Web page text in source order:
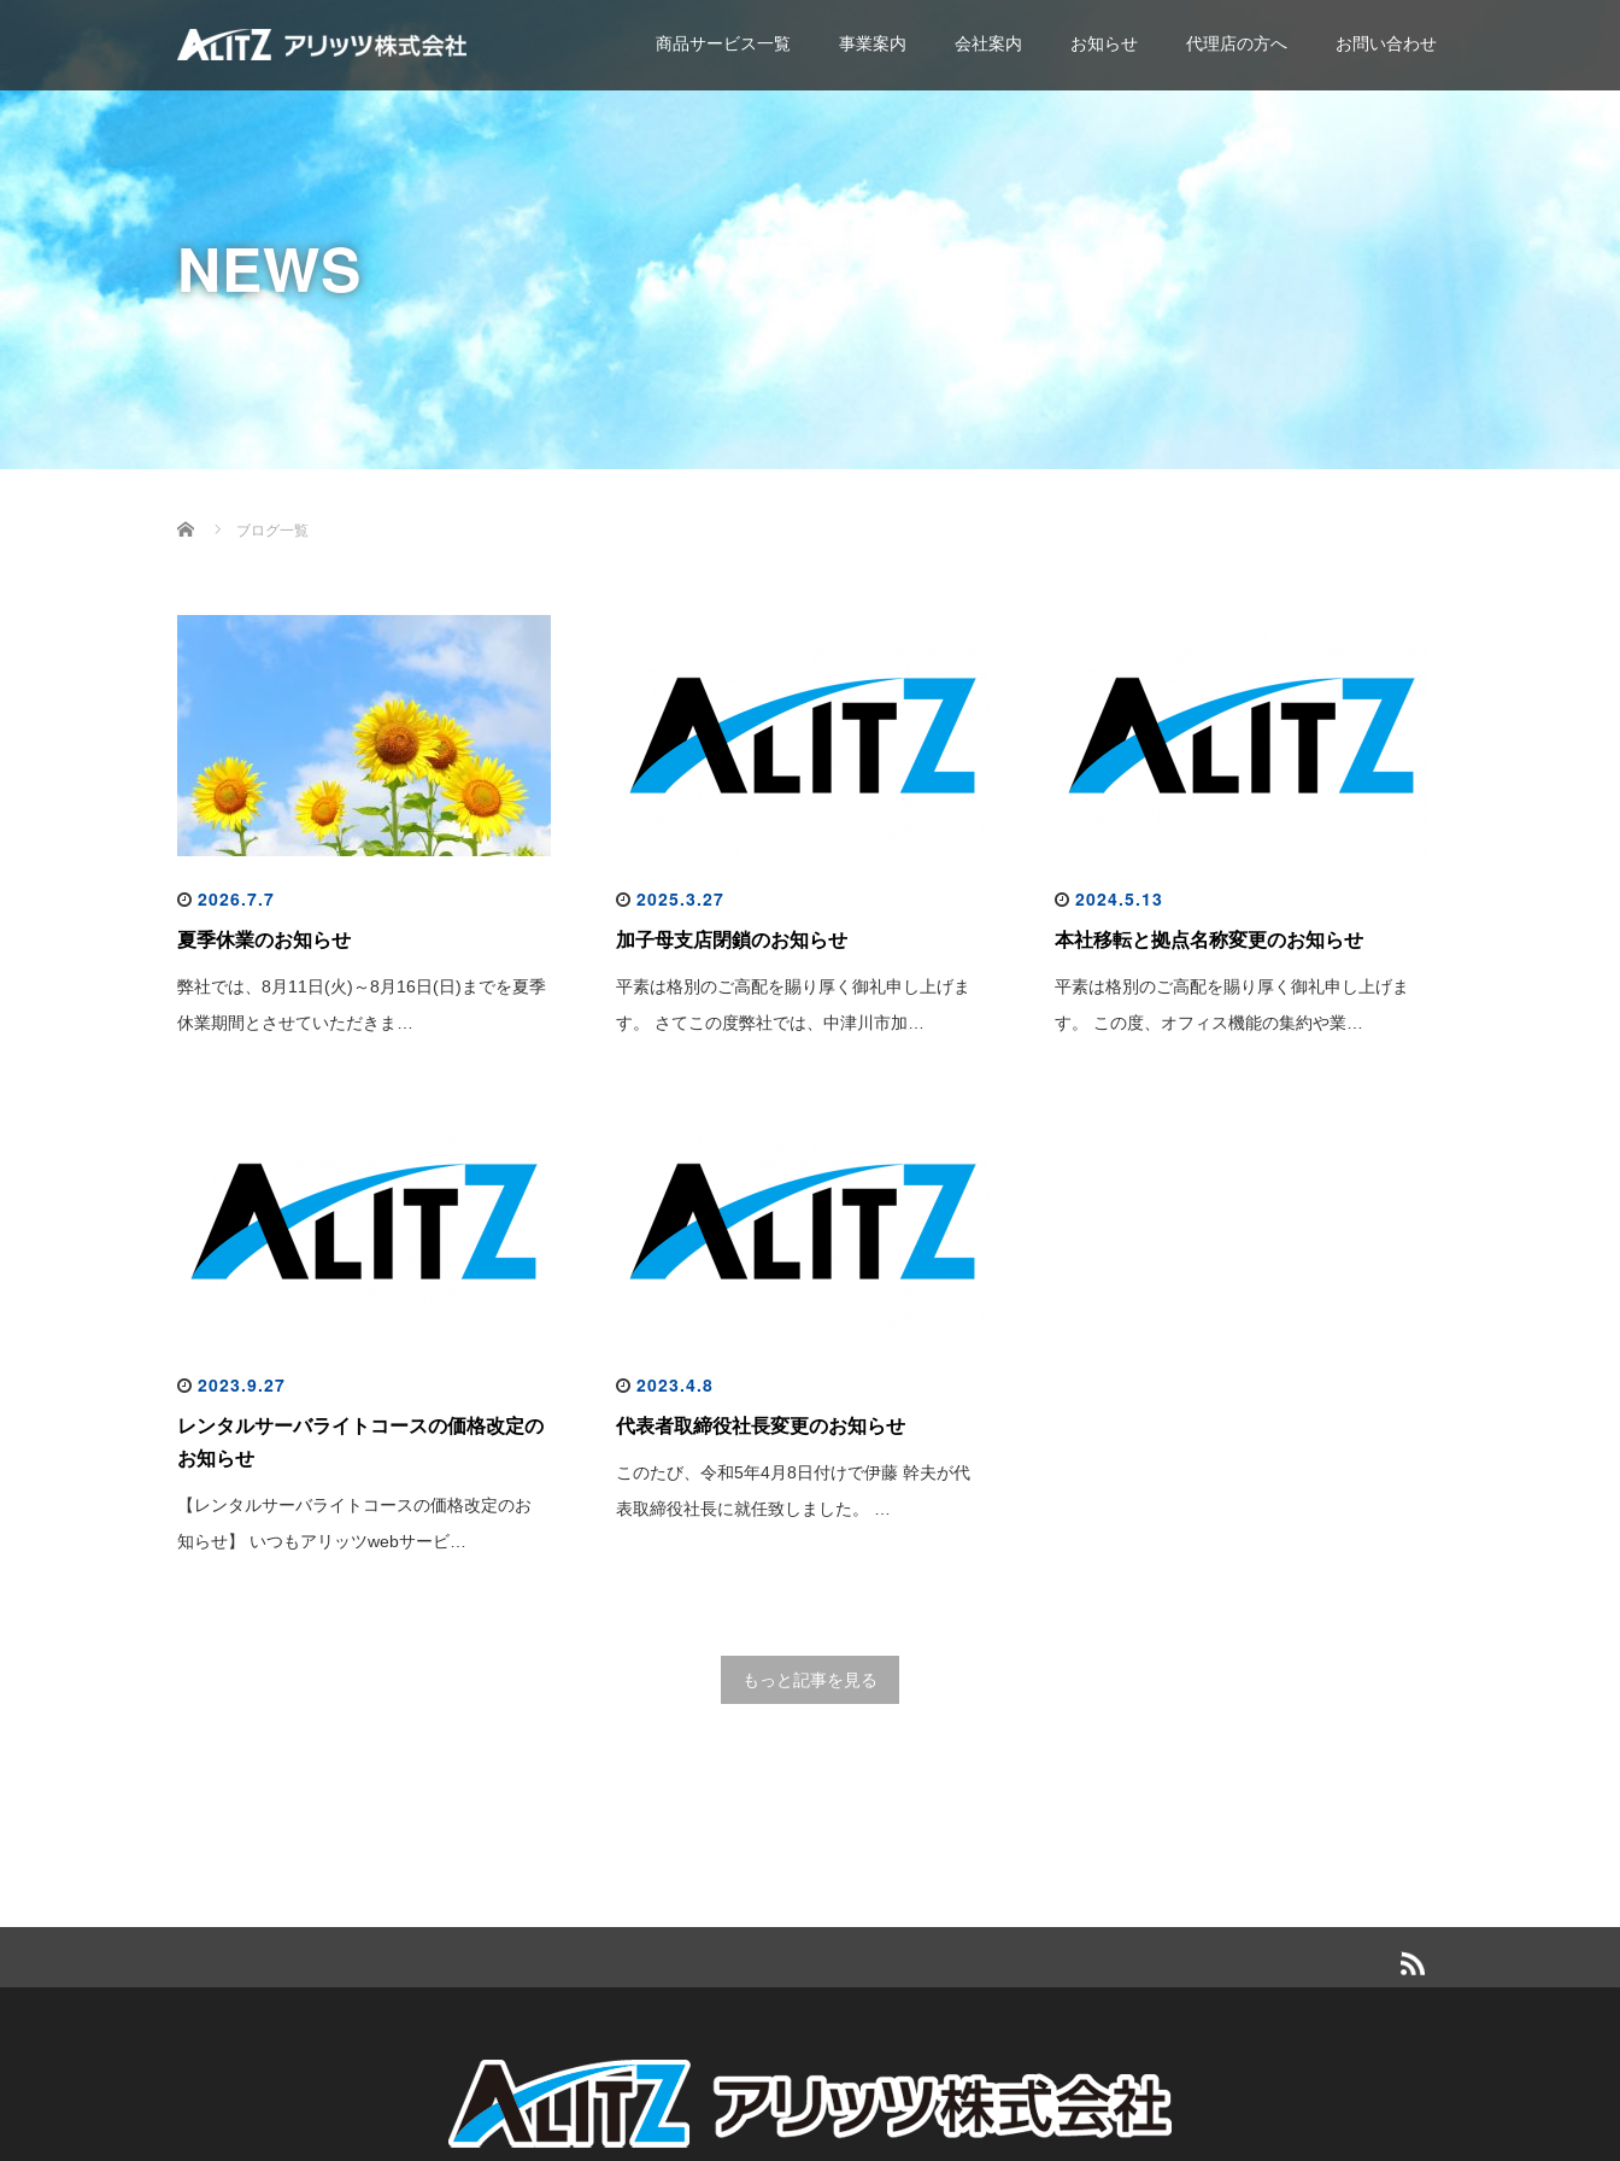
商品サービス一覧 事業案内 会社案内 お知らせ 代理店の方へ お問い合わせ
NEWS
Home ブログ一覧
2026.7.7
夏季休業のお知らせ
弊社では、8月11日(火)～8月16日(日)までを夏季
休業期間とさせていただきま…
2025.3.27
加子母支店閉鎖のお知らせ
平素は格別のご高配を賜り厚く御礼申し上げま
す。 さてこの度弊社では、中津川市加…
2024.5.13
本社移転と拠点名称変更のお知らせ
平素は格別のご高配を賜り厚く御礼申し上げま
す。 この度、オフィス機能の集約や業…
2023.9.27
レンタルサーバライトコースの価格改定の
お知らせ
【レンタルサーバライトコースの価格改定のお
知らせ】 いつもアリッツwebサービ…
2023.4.8
代表者取締役社長変更のお知らせ
このたび、令和5年4月8日付けで伊藤 幹夫が代
表取締役社長に就任致しました。 …
もっと記事を見る